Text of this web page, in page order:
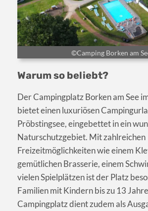
©Camping Borken am
Warum so beliebt?
Der Campingplatz Borken am See
bietet einen luxuriösen
Pröbstingsee, eingebettet in ein
Naturschutzgebiet. Mit zahlreichen
Freizeitmöglichkeiten wie einem
gemütlichen Brasserie, einem
vielen Spielplätzen ist der Platz
Familien mit Kindern bis zu 13
Campingplatz dient zudem als